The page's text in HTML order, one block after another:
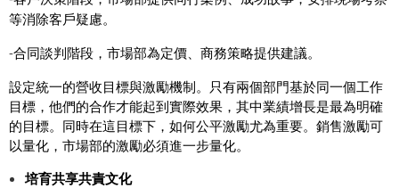
等消除客戶疑慮。
-合同談判階段，市場部為定價、商務策略提供建議。
設定統一的營收目標與激勵機制。只有兩個部門基於同一個工作
目標，他們的合作才能起到實際效果，其中業績增長是最為明確
的目標。同時在這目標下，如何公平激勵尤為重要。銷售激勵可
以量化，市場部的激勵必須進一步量化。
培育共享共責文化